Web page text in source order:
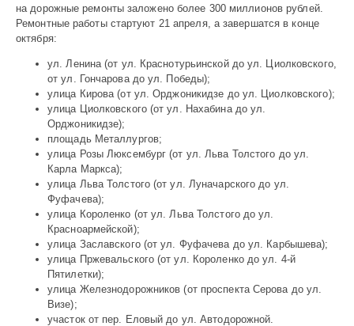
на дорожные ремонты заложено более 300 миллионов рублей.
Ремонтные работы стартуют 21 апреля, а завершатся в конце
октября:
ул. Ленина (от ул. Краснотурьинской до ул. Циолковского,
от ул. Гончарова до ул. Победы);
улица Кирова (от ул. Орджоникидзе до ул. Циолковского);
улица Циолковского (от ул. Нахабина до ул.
Орджоникидзе);
площадь Металлургов;
улица Розы Люксембург (от ул. Льва Толстого до ул.
Карла Маркса);
улица Льва Толстого (от ул. Луначарского до ул.
Фуфачева);
улица Короленко (от ул. Льва Толстого до ул.
Красноармейской);
улица Заславского (от ул. Фуфачева до ул. Карбышева);
улица Пржевальского (от ул. Короленко до ул. 4-й
Пятилетки);
улица Железнодорожников (от проспекта Серова до ул.
Визе);
участок от пер. Еловый до ул. Автодорожной.